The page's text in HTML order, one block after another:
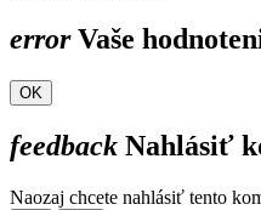
errorVaše
OK
feedback Nahlásiť
Naozaj chcete nahlásiť tento